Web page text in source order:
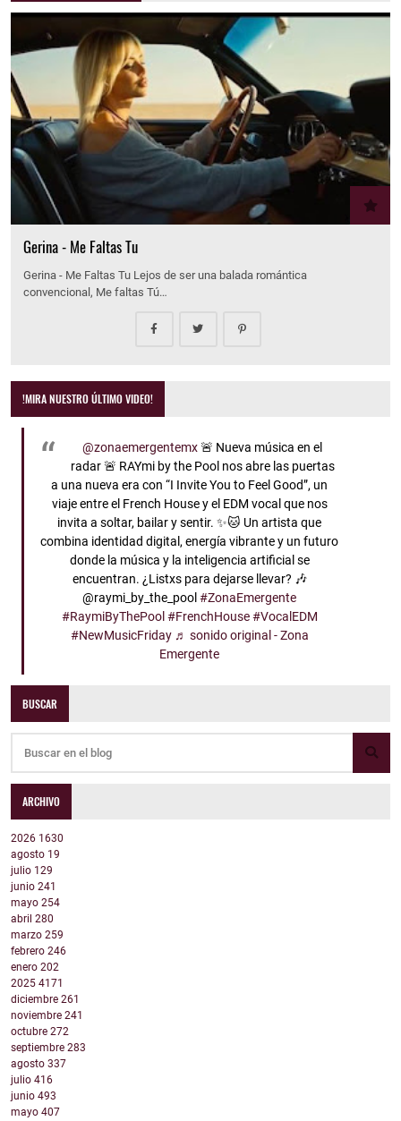
Gerina - Me Faltas Tu
Gerina - Me Faltas Tu Lejos de ser una balada romántica
convencional, Me faltas Tú…
!MIRA NUESTRO ÚLTIMO VIDEO!
@zonaemergentemx🚨 Nueva música en el
radar 🚨 RAYmi by the Pool nos abre las puertas
a una nueva era con “I Invite You to Feel Good”, un
viaje entre el French House y el EDM vocal que nos
invita a soltar, bailar y sentir. ✨🐱 Un artista que
combina identidad digital, energía vibrante y un futuro
donde la música y la inteligencia artificial se
encuentran. ¿Listxs para dejarse llevar? 🎶
@raymi_by_the_pool#ZonaEmergente
#RaymiByThePool #FrenchHouse #VocalEDM
#NewMusicFriday ♬ sonido original - Zona
Emergente
BUSCAR
ARCHIVO
2026 1630
agosto 19
julio 129
junio 241
mayo 254
abril 280
marzo 259
febrero 246
enero 202
2025 4171
diciembre 261
noviembre 241
octubre 272
septiembre 283
agosto 337
julio 416
junio 493
mayo 407